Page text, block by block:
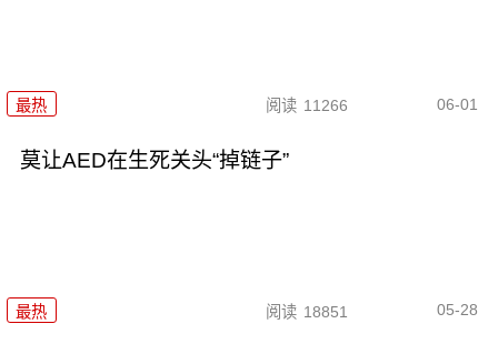
最热 阅读 11266 06-01
莫让AED在生死关头“掉链子”
最热 阅读 18851 05-28